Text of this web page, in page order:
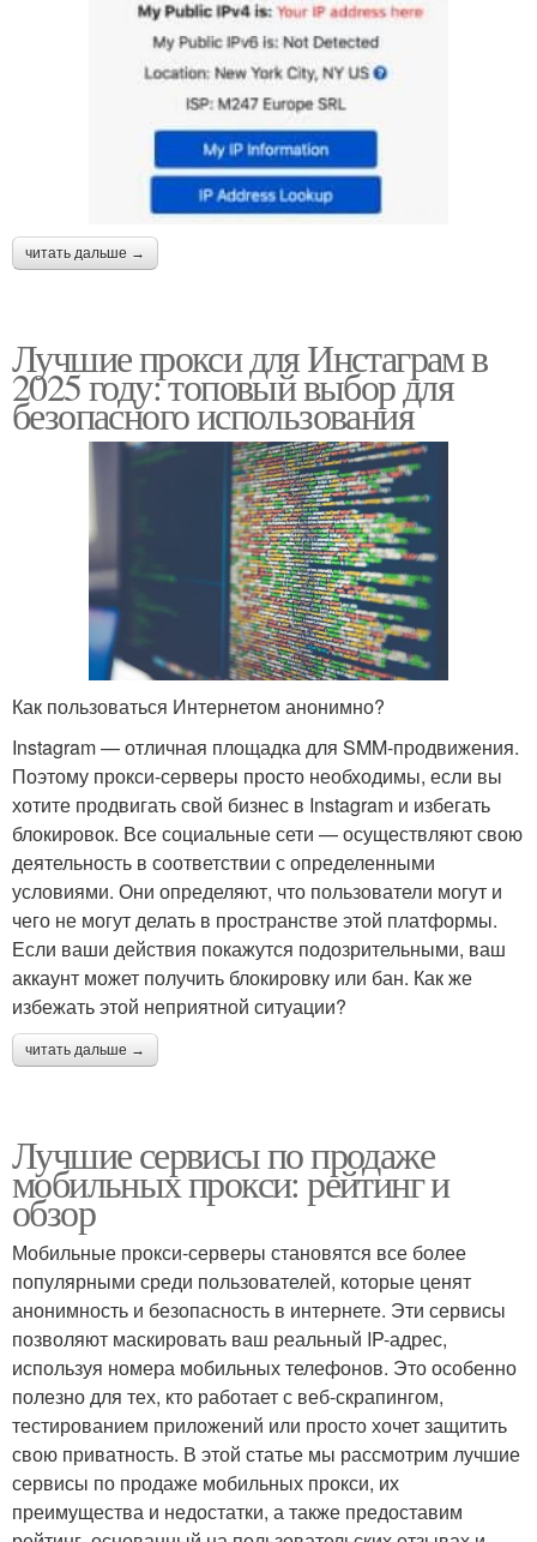
читать дальше →
Лучшие прокси для Инстаграм в
2025 году: топовый выбор для
безопасного использования
Как пользоваться Интернетом анонимно?
Instagram — отличная площадка для SMM-продвижения.
Поэтому прокси-серверы просто необходимы, если вы
хотите продвигать свой бизнес в Instagram и избегать
блокировок. Все социальные сети — осуществляют свою
деятельность в соответствии с определенными
условиями. Они определяют, что пользователи могут и
чего не могут делать в пространстве этой платформы.
Если ваши действия покажутся подозрительными, ваш
аккаунт может получить блокировку или бан. Как же
избежать этой неприятной ситуации?
читать дальше →
Лучшие сервисы по продаже
мобильных прокси: рейтинг и
обзор
Мобильные прокси-серверы становятся все более
популярными среди пользователей, которые ценят
анонимность и безопасность в интернете. Эти сервисы
позволяют маскировать ваш реальный IP-адрес,
используя номера мобильных телефонов. Это особенно
полезно для тех, кто работает с веб-скрапингом,
тестированием приложений или просто хочет защитить
свою приватность. В этой статье мы рассмотрим лучшие
сервисы по продаже мобильных прокси, их
преимущества и недостатки, а также предоставим